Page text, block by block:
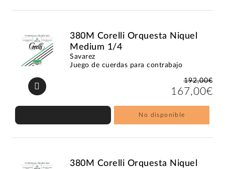
380M Corelli Orquesta Niquel
Medium 1/4
Savarez
Juego de cuerdas para contrabajo
192,00€
167,00€
No disponible
380M Corelli Orquesta Niquel